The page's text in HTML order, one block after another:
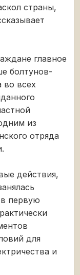
страны,
главное
болтунов-
во всех
из
отряда
действия,
первую
для
и